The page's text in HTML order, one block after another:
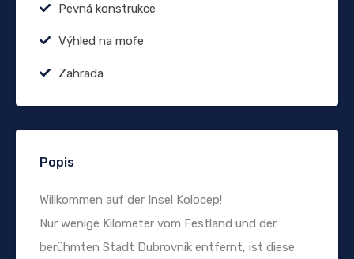
Pevná konstrukce
Výhled na moře
Zahrada
Popis
Willkommen auf der Insel Kolocep!
Nur wenige Kilometer vom Festland und der
berühmten Stadt Dubrovnik entfernt, ist diese